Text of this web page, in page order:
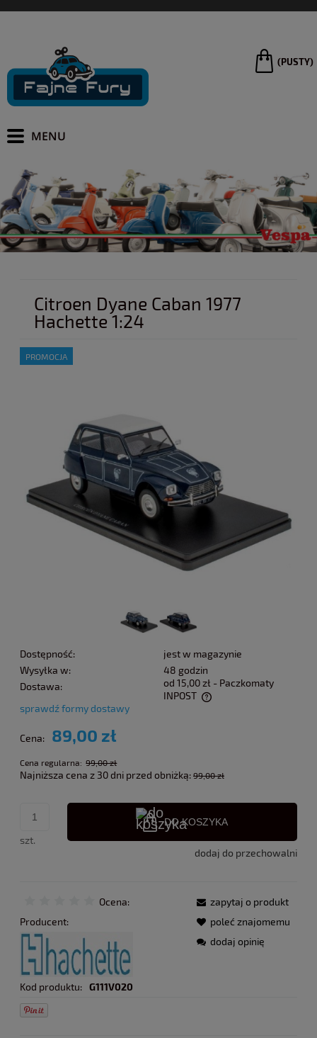
(PUSTY)
Citroen Dyane Caban 1977
Hachette 1:24
PROMOCJA
Dostępność:
jest w magazynie
Wysyłka w:
48 godzin
Dostawa:
od 15,00 zł - Paczkomaty
INPOST
Cena nie zawiera ewentualnych kosztów płatności
sprawdź formy dostawy
Cena: 89,00 zł
Cena regularna: 99,00 zł
Najniższa cena z 30 dni przed obniżką: 99,00 zł
szt.
DO KOSZYKA
dodaj do przechowalni
Ocena:
Producent:
Kod produktu: G111V020
zapytaj o produkt
poleć znajomemu
dodaj opinię